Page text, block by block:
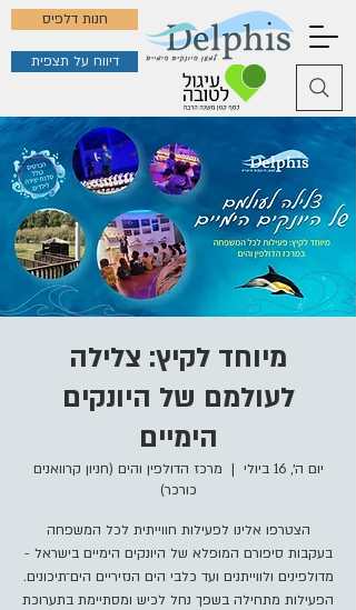
חנות דלפיס
דיווח על תצפית
מיוחד לקיץ: צלילה
לעולמם של היונקים
הימיים
יום ה׳, 16 ביולי
  |
מרכז הדולפין והים (חניון קרוואנים
כורכר)
הצטרפו אלינו לפעילות חווייתית לכל המשפחה
בעקבות סיפורם המופלא של היונקים הימיים בישראל -
מדולפינים ולווייתנים ועד כלבי הים הנזיריים הים־תיכונים.
הפעילות מתחילה בשפך נחל לכיש ומסתיימת בתערוכת